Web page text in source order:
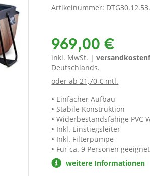
Artikelnummer:
969,00 €
inkl. MwSt. |
Deutschlands.
oder ab 21,70 € mtl.
Einfacher Aufbau
Stabile Konstruktion
Widerbestandsfähige PVC
Inkl. Einstiegsleiter
Inkl. Filterpumpe
Für ca. 9 Personen geeignet
weitere Informationen